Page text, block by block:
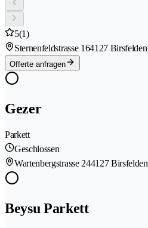
5(1)
Sternenfeldstrasse 164127 Birsfelden
Offerte anfragen
Gezer
Parkett
Geschlossen
Wartenbergstrasse 244127 Birsfelden
Beysu Parkett